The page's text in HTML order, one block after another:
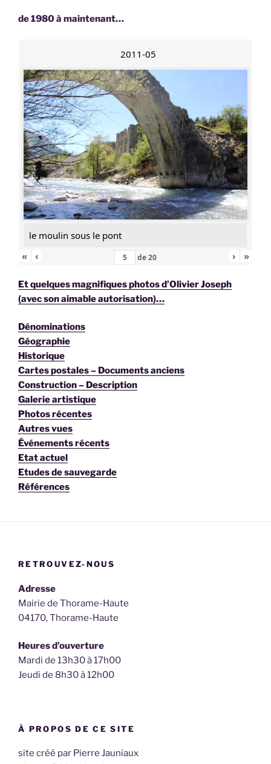
de 1980 à maintenant…
2011-05
le moulin sous le pont
«
‹ de20 › »
Et quelques magnifiques photos d’Olivier Joseph
(avec son aimable autorisation)…
Dénominations
Géographie
Historique
Cartes postales – Documents anciens
Construction – Description
Galerie artistique
Photos récentes
Autres vues
Événements récents
Etat actuel
Etudes de sauvegarde
Références
RETROUVEZ-NOUS
Adresse
Mairie de Thorame-Haute
04170, Thorame-Haute
Heures d’ouverture
Mardi de 13h30 à 17h00
Jeudi de 8h30 à 12h00
À PROPOS DE CE SITE
site créé par Pierre Jauniaux